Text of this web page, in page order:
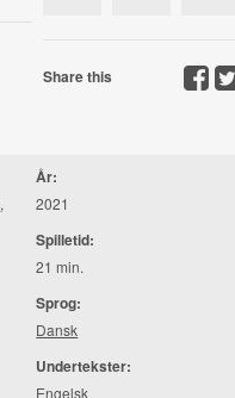
Share this
,
År:
2021
Spilletid:
21 min.
Sprog:
Dansk
Undertekster:
Engelsk